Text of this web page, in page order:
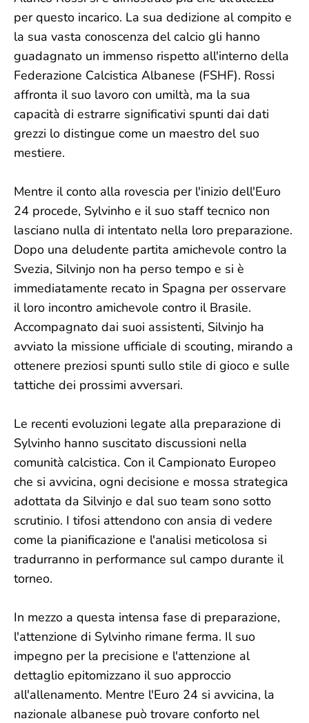
per questo incarico. La sua dedizione al compito e
la sua vasta conoscenza del calcio gli hanno
guadagnato un immenso rispetto all'interno della
Federazione Calcistica Albanese (FSHF). Rossi
affronta il suo lavoro con umiltà, ma la sua
capacità di estrarre significativi spunti dai dati
grezzi lo distingue come un maestro del suo
mestiere.
Mentre il conto alla rovescia per l'inizio dell'Euro
24 procede, Sylvinho e il suo staff tecnico non
lasciano nulla di intentato nella loro preparazione.
Dopo una deludente partita amichevole contro la
Svezia, Silvinjo non ha perso tempo e si è
immediatamente recato in Spagna per osservare
il loro incontro amichevole contro il Brasile.
Accompagnato dai suoi assistenti, Silvinjo ha
avviato la missione ufficiale di scouting, mirando a
ottenere preziosi spunti sullo stile di gioco e sulle
tattiche dei prossimi avversari.
Le recenti evoluzioni legate alla preparazione di
Sylvinho hanno suscitato discussioni nella
comunità calcistica. Con il Campionato Europeo
che si avvicina, ogni decisione e mossa strategica
adottata da Silvinjo e dal suo team sono sotto
scrutinio. I tifosi attendono con ansia di vedere
come la pianificazione e l'analisi meticolosa si
tradurranno in performance sul campo durante il
torneo.
In mezzo a questa intensa fase di preparazione,
l'attenzione di Sylvinho rimane ferma. Il suo
impegno per la precisione e l'attenzione al
dettaglio epitomizzano il suo approccio
all'allenamento. Mentre l'Euro 24 si avvicina, la
nazionale albanese può trovare conforto nel